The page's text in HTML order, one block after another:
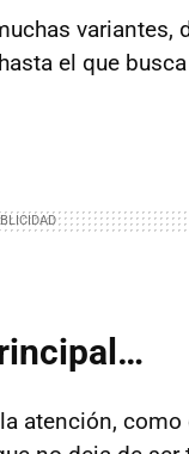
variantes,
el que
atención,